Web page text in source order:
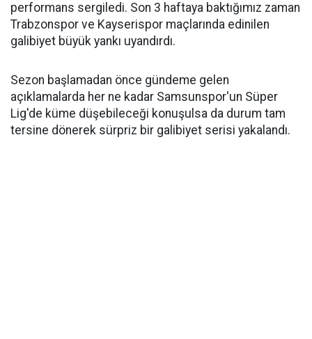
performans sergiledi. Son 3 haftaya baktığımız zaman
Trabzonspor ve Kayserispor maçlarında edinilen
galibiyet büyük yankı uyandırdı.
Sezon başlamadan önce gündeme gelen
açıklamalarda her ne kadar Samsunspor'un Süper
Lig'de küme düşebileceği konuşulsa da durum tam
tersine dönerek sürpriz bir galibiyet serisi yakalandı.